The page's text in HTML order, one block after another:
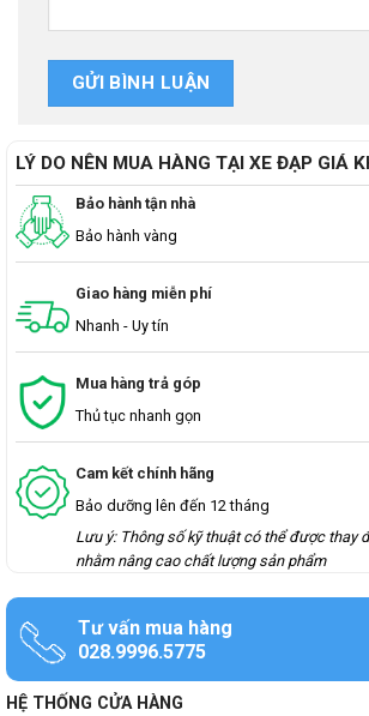
LÝ DO NÊN MUA HÀNG TẠI XE ĐẠP GIÁ
Bảo hành tận nhà
Bảo hành vàng
Giao hàng miễn phí
Nhanh - Uy tín
Mua hàng trả góp
Thủ tục nhanh gọn
Cam kết chính hãng
Bảo dưỡng lên đến 12 tháng
Lưu ý: Thông số kỹ thuật có thể được thay
nhằm nâng cao chất lượng sản phẩm
Tư vấn mua hàng
028.9996.5775
HỆ THỐNG CỬA HÀNG